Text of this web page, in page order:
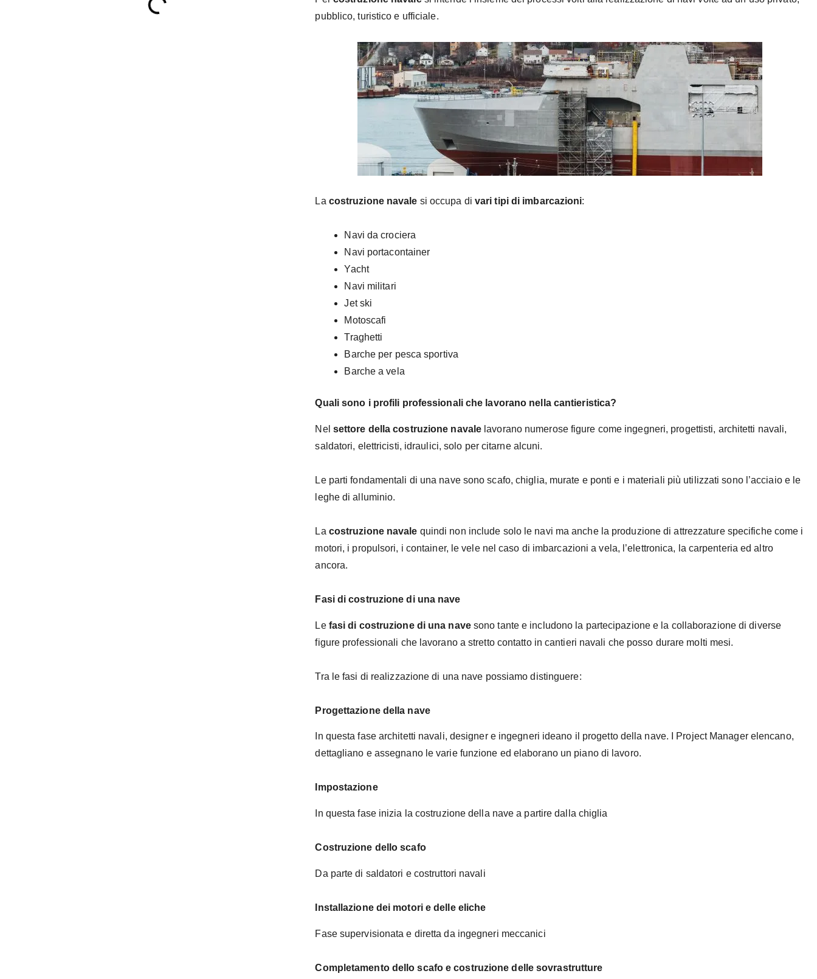
pubblico, turistico e ufficiale.
La costruzione navale si occupa di vari tipi di imbarcazioni:
Navi da crociera
Navi portacontainer
Yacht
Navi militari
Jet ski
Motoscafi
Traghetti
Barche per pesca sportiva
Barche a vela
Quali sono i profili professionali che lavorano nella cantieristica?
Nel settore della costruzione navale lavorano numerose figure come ingegneri, progettisti, architetti navali,
saldatori, elettricisti, idraulici, solo per citarne alcuni.
Le parti fondamentali di una nave sono scafo, chiglia, murate e ponti e i materiali più utilizzati sono l’acciaio e le
leghe di alluminio.
La costruzione navale quindi non include solo le navi ma anche la produzione di attrezzature specifiche come i
motori, i propulsori, i container, le vele nel caso di imbarcazioni a vela, l’elettronica, la carpenteria ed altro
ancora.
Fasi di costruzione di una nave
Le fasi di costruzione di una navesono tante e includono la partecipazione e la collaborazione di diverse
figure professionali che lavorano a stretto contatto in cantieri navali che posso durare molti mesi.
Tra le fasi di realizzazione di una nave possiamo distinguere:
Progettazione della nave
In questa fase architetti navali, designer e ingegneri ideano il progetto della nave. I Project Manager elencano,
dettagliano e assegnano le varie funzione ed elaborano un piano di lavoro.
Impostazione
In questa fase inizia la costruzione della nave a partire dalla chiglia
Costruzione dello scafo
Da parte di saldatori e costruttori navali
Installazione dei motori e delle eliche
Fase supervisionata e diretta da ingegneri meccanici
Completamento dello scafo e costruzione delle sovrastrutture